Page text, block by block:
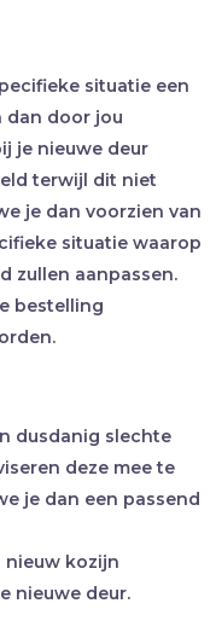
situatie een
dan door jou
je nieuwe deur
terwijl dit niet
je dan voorzien van
situatie waarop
zullen aanpassen.
bestelling
dusdanig slechte
deze mee te
je dan een passend
nieuw kozijn
nieuwe deur.